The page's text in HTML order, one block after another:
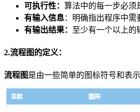
可执行性： 算法中的每一步必须
有输入信息：明确指出程序中需
有输出结果： 至少有一个以上的
2.流程图的定义：
流程图是由一些简单的图标符号和表